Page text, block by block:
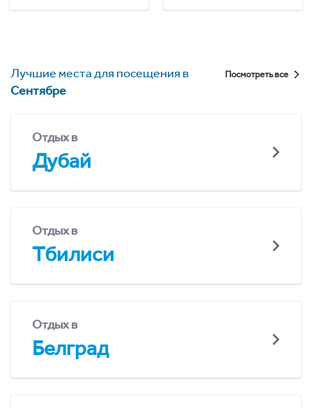
Лучшие места для посещения в
Сентябре
Посмотреть все
Отдых в
Дубай
Отдых в
Тбилиси
Отдых в
Белград